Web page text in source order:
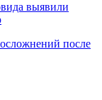
выявили
после